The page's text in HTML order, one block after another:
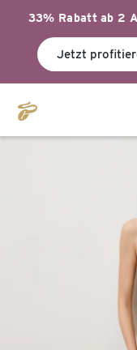
33% Rabatt ab 2
Jetzt